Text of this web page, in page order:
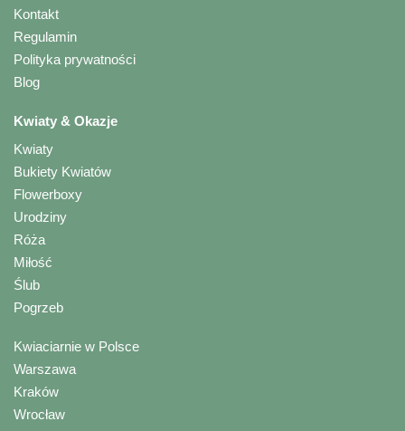
Kontakt
Regulamin
Polityka prywatności
Blog
Kwiaty & Okazje
Kwiaty
Bukiety Kwiatów
Flowerboxy
Urodziny
Róża
Miłość
Ślub
Pogrzeb
Kwiaciarnie w Polsce
Warszawa
Kraków
Wrocław